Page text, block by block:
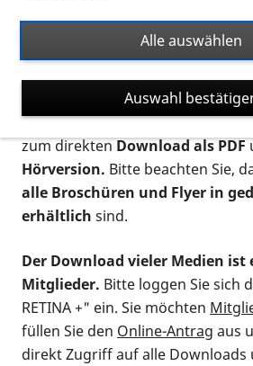
Ort. Nutzen Sie den Formatfilter,
nach Flyern und Broschüren,
suchen. Die meisten Flyer und
verschiedenen Formaten
postalischen Bestellung als
zum direktenDownload als PDF
Hörversion. Bitte beachten Sie,
alle Broschüren und Flyer in
erhältlich sind.
Der Download vieler Medien
Mitglieder. Bitte loggen Sie sich
RETINA +" ein. Sie möchten
füllen Sie den Online-Antrag aus
direkt Zugriff auf alle Downloads
Alle auswählen
Auswahl